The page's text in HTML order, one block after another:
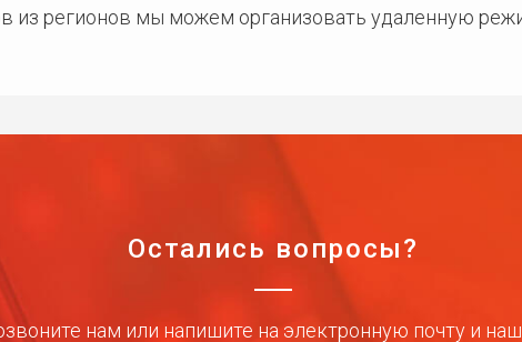
из регионов мы можем организовать удаленную
Остались вопросы?
нам или напишите на электронную почту и